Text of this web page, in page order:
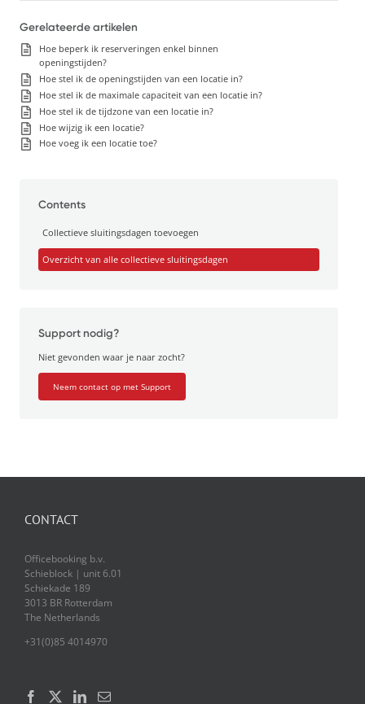
Gerelateerde artikelen
Hoe beperk ik reserveringen enkel binnen
openingstijden?
Hoe stel ik de openingstijden van een locatie in?
Hoe stel ik de maximale capaciteit van een locatie in?
Hoe stel ik de tijdzone van een locatie in?
Hoe wijzig ik een locatie?
Hoe voeg ik een locatie toe?
Contents
Collectieve sluitingsdagen toevoegen
Overzicht van alle collectieve sluitingsdagen
Support nodig?
Niet gevonden waar je naar zocht?
Neem contact op met Support
CONTACT
Officebooking b.v.
Schieblock | unit 6.01
Schiekade 189
3013 BR Rotterdam
The Netherlands
+31(0)85 4014970